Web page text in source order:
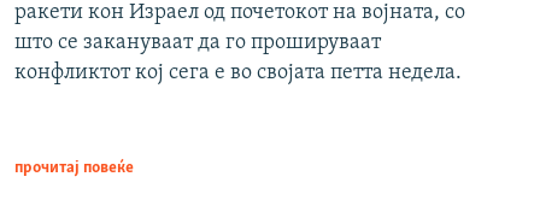
ракети кон Израел од почетокот на војната, со
што се закануваат да го прошируваат
конфликтот кој сега е во својата петта недела.
прочитај повеќе